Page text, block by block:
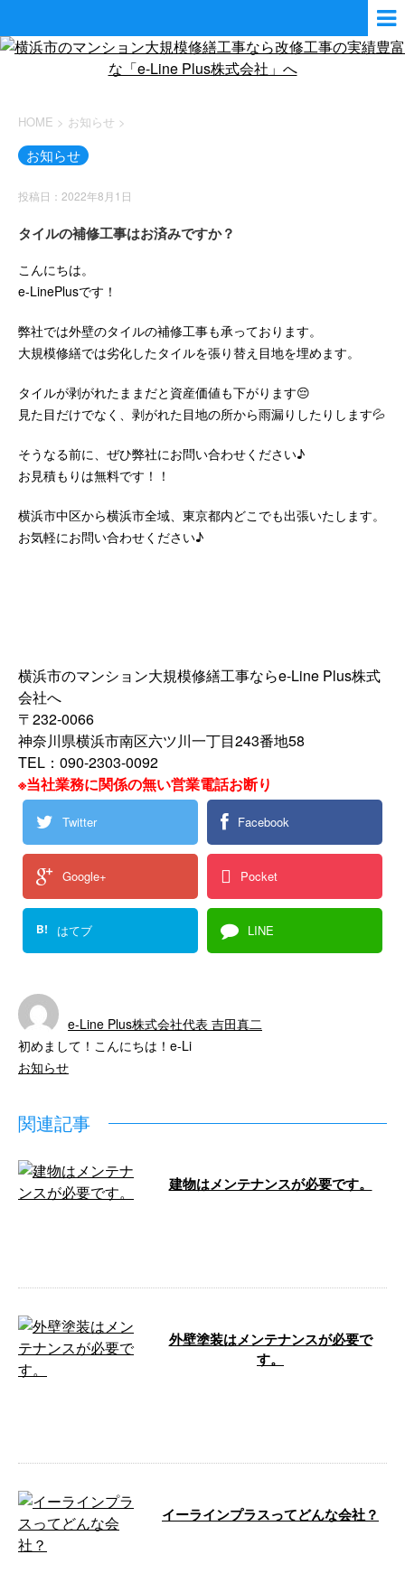
HOME > お知らせ >
お知らせ
投稿日：2022年8月1日
タイルの補修工事はお済みですか？
こんにちは。
e-LinePlusです！
弊社では外壁のタイルの補修工事も承っております。
大規模修繕では劣化したタイルを張り替え目地を埋めます。
タイルが剥がれたままだと資産価値も下がります😔
見た目だけでなく、剥がれた目地の所から雨漏りしたりします💦
そうなる前に、ぜひ弊社にお問い合わせください♪
お見積もりは無料です！！
横浜市中区から横浜市全域、東京都内どこでも出張いたします。
お気軽にお問い合わせください♪
横浜市のマンション大規模修繕工事ならe-Line Plus株式
会社へ
〒232-0066
神奈川県横浜市南区六ツ川一丁目243番地58
TEL：090-2303-0092
※当社業務に関係の無い営業電話お断り
Twitter Facebook
Google+ Pocket
B! はてブ LINE
e-Line Plus株式会社代表 吉田真二
初めまして！こんにちは！e-Li
お知らせ
関連記事
建物はメンテナンスが必要です。
外壁塗装はメンテナンスが必要で
す。
イーラインプラスってどんな会社？